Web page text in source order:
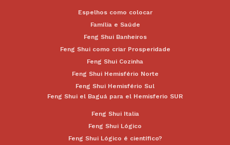
Espelhos como colocar
Família e Saúde
Feng Shui Banheiros
Feng Shui como criar Prosperidade
Feng Shui Cozinha
Feng Shui Hemisfério Norte
Feng Shui Hemisfério Sul
Feng Shui el Baguá para el Hemisferio SUR
Feng Shui Italia
Feng Shui Lógico
Feng Shui Lógico é científico?